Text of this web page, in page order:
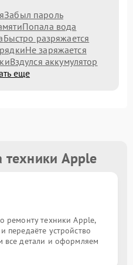
Забыл пароль
Попала вода
Быстро разряжается
Не заряжается
Вздулся аккумулятор
еще
Apple
ремонту техники Apple,
передаёте устройство
все детали и оформляем